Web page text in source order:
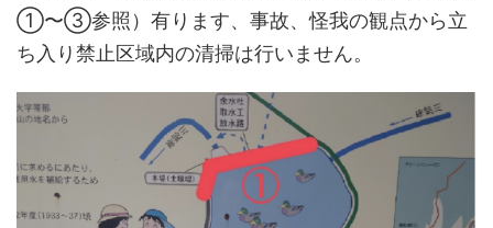
①〜③参照）有ります、事故、怪我の観点から立
ち入り禁止区域内の清掃は行いません。